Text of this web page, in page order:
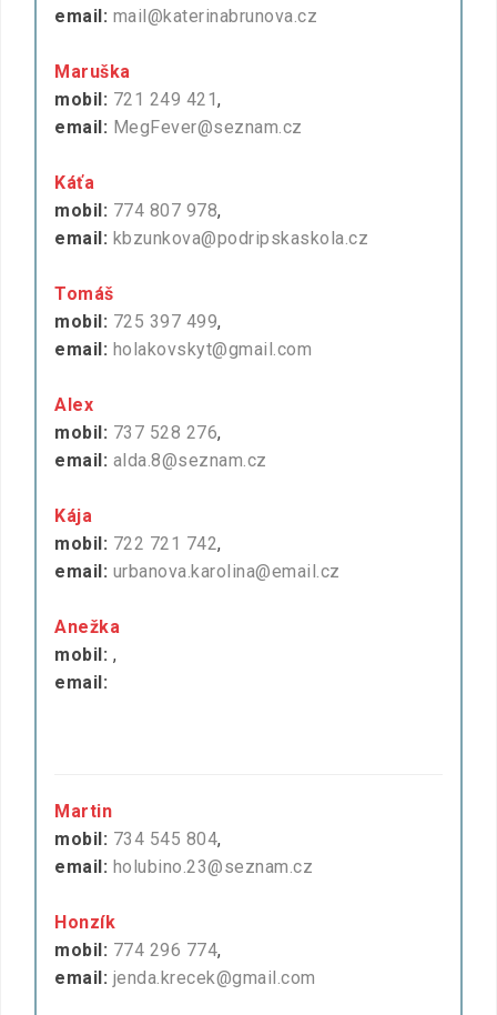
email: mail@katerinabrunova.cz
Maruška
mobil: 721 249 421,
email: MegFever@seznam.cz
Káťa
mobil: 774 807 978,
email: kbzunkova@podripskaskola.cz
Tomáš
mobil: 725 397 499,
email: holakovskyt@gmail.com
Alex
mobil: 737 528 276,
email: alda.8@seznam.cz
Kája
mobil: 722 721 742,
email: urbanova.karolina@email.cz
Anežka
mobil: ,
email:
Martin
mobil: 734 545 804,
email: holubino.23@seznam.cz
Honzík
mobil: 774 296 774,
email: jenda.krecek@gmail.com